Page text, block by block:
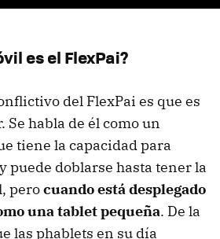
es el FlexPai?
del FlexPai es que es
Se habla de él como un
tiene la capacidad para
puede doblarse hasta tener la
perocuando está desplegado
una tablet pequeña. De la
las phablets en su día